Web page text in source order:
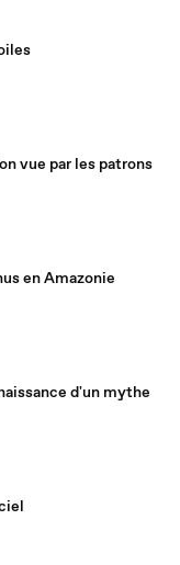
vue par les patrons
en Amazonie
d'un mythe